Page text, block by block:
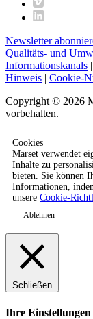
Newsletter
Qualitäts- und
Informationskanals |
Hinweis | Cookie-
Copyright © 2026
vorbehalten.
Cookies
Marset verwendet
Inhalte zu
bieten. Sie können
Informationen,
unsere Cookie-
Ablehnen
Schließen
Ihre